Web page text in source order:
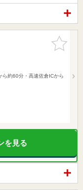
お気に入
りに追加
ら約60分・高速佐倉ICから
を見る